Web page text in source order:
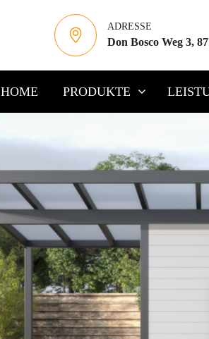
ADRESSE
Don Bosco Weg 3,
HOME PRODUKTE